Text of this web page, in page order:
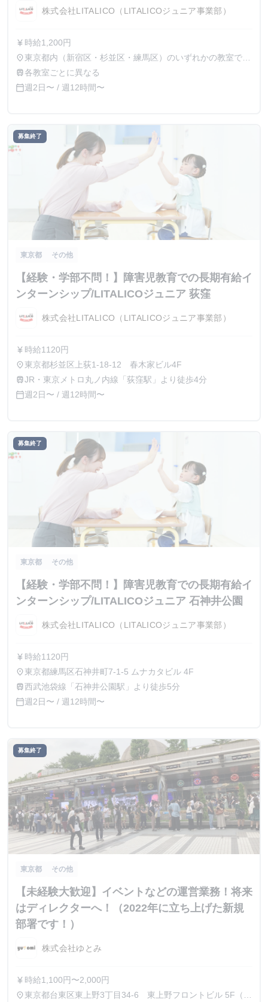
株式会社LITALICO（LITALICOジュニア事業部）
currency_yen 時給1,200円
place東京都内（新宿区・杉並区・練馬区）のいずれかの教室で勤
務
train 各教室ごとに異なる
calendar_today週2日〜 / 週12時間〜
募集終了
東京都 その他
【経験・学部不問！】障害児教育での長期有給イ
ンターンシップ/LITALICOジュニア 荻窪
株式会社LITALICO（LITALICOジュニア事業部）
currency_yen 時給1120円
place東京都杉並区上荻1-18-12 春木家ビル4F
trainJR・東京メトロ丸ノ内線「荻窪駅」より徒歩4分
calendar_today週2日〜 / 週12時間〜
募集終了
東京都 その他
【経験・学部不問！】障害児教育での長期有給イ
ンターンシップ/LITALICOジュニア 石神井公園
株式会社LITALICO（LITALICOジュニア事業部）
currency_yen 時給1120円
place東京都練馬区石神井町7-1-5 ムナカタビル 4F
train西武池袋線「石神井公園駅」より徒歩5分
calendar_today週2日〜 / 週12時間〜
募集終了
東京都 その他
【未経験大歓迎】イベントなどの運営業務！将来
はディレクターへ！（2022年に立ち上げた新規
部署です！）
株式会社ゆとみ
currency_yen 時給1,100円〜2,000円
place東京都台東区東上野3丁目34-6 東上野フロントビル 5F（イ